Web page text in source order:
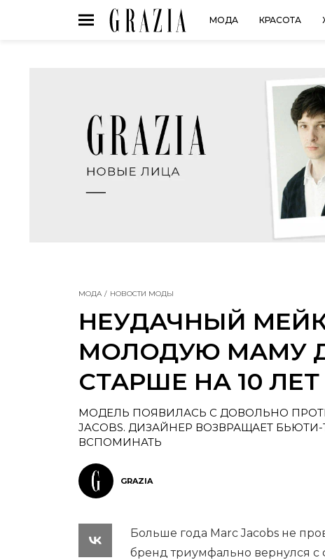
МОДА КРАСОТА
МОДА НОВОСТИ МОДЫ
НЕУДАЧНЫЙ
МОЛОДУЮ МАМУ
СТАРШЕ НА 10 ЛЕТ
МОДЕЛЬ ПОЯВИЛАСЬ С ДОВОЛЬНО
JACOBS. ДИЗАЙНЕР ВОЗВРАЩАЕТ
ВСПОМИНАТЬ
GRAZIA
Больше года Marc Jacobs не
бренд триумфально вернулся